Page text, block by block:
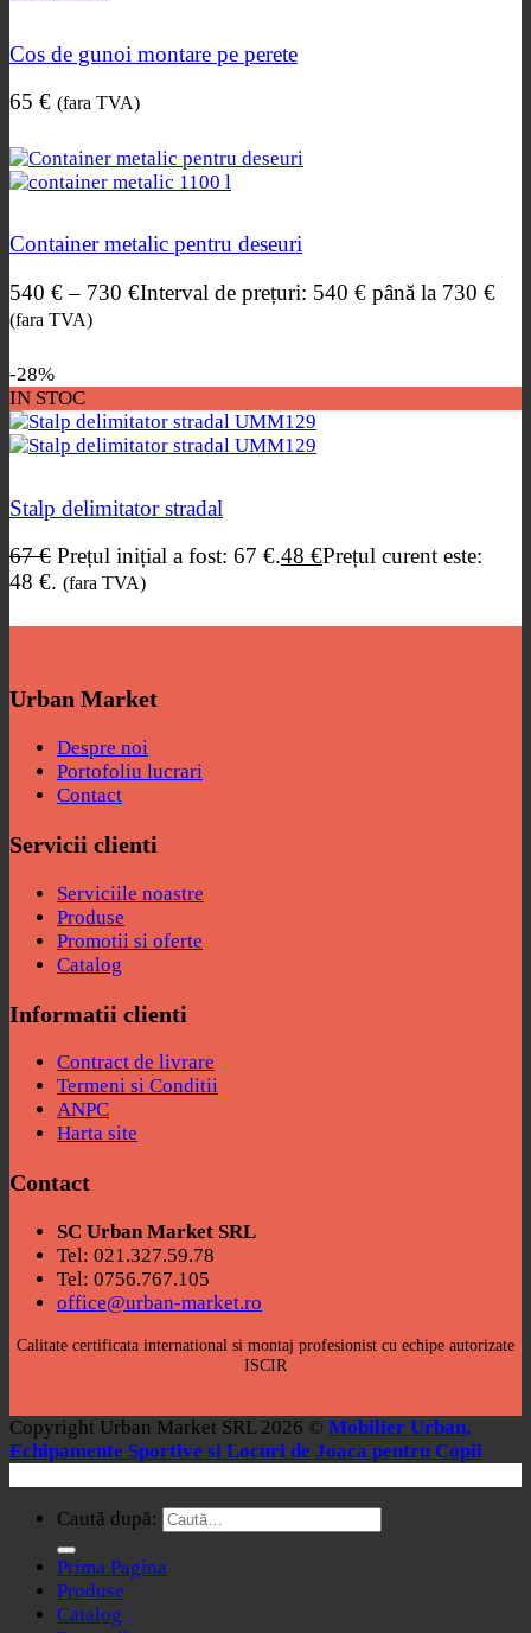
Cos de gunoi montare pe perete
65 € (fara TVA)
Container metalic pentru deseuri
540 € – 730 €Interval de prețuri: 540 € până la 730 €
(fara TVA)
-28%
IN STOC
Stalp delimitator stradal
67€ Prețul inițial a fost: 67 €.48 €Prețul curent este:
48 €. (fara TVA)
Urban Market
Despre noi
Portofoliu lucrari
Contact
Servicii clienti
Serviciile noastre
Produse
Promotii si oferte
Catalog
Informatii clienti
Contract de livrare
Termeni si Conditii
ANPC
Harta site
Contact
SC Urban Market SRL
Tel: 021.327.59.78
Tel: 0756.767.105
office@urban-market.ro
Calitate certificata international si montaj profesionist cu echipe autorizate
ISCIR
Copyright Urban Market SRL 2026 © Mobilier Urban,
Echipamente Sportive si Locuri de Joaca pentru Copii
Caută după:
Prima Pagina
Produse
Catalog